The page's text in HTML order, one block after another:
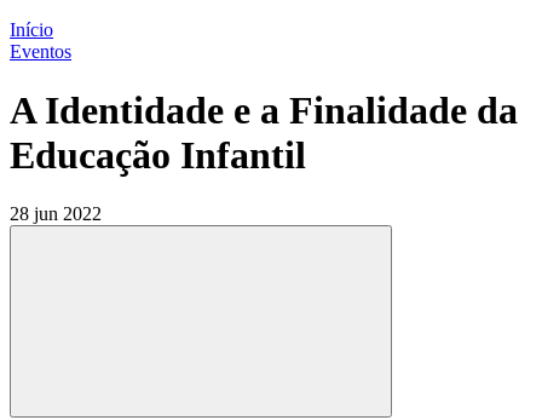
Início
Eventos
A Identidade e a Finalidade da
Educação Infantil
28 jun 2022